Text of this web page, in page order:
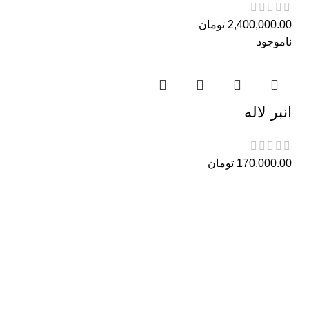
2,400,000.00 تومان
ناموجود
انبر لاله
170,000.00 تومان